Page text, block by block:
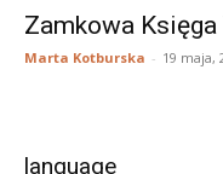
Zamkowa
Marta Kotburska - 19 maja,
language